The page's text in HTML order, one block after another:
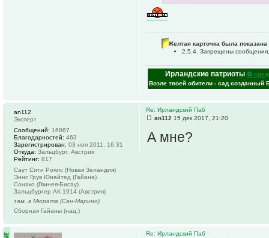
Желтая карточка была показана
2.5.4. Запрещены
Ирландские патриоты ⚽
Возле твоей обители - сад созданный
Re: Ирландский Паб
an112 15 дек 2017, 21:20
А мне?
an112
Эксперт
Сообщений: 16867
Благодарностей: 463
Зарегистрирован: 03 ноя 2011, 16:31
Откуда: Зальцбург, Австрия
Рейтинг: 817
Саут Сити Роялс (Новая Зеландия)
Эннс Грув Юнайтед (Гайана)
Сонако (Гвинея-Бисау)
Зальцбургер АК 1914 (Австрия)
зам. в Мюрата (Сан-Марино)
Сборная Гайаны (нац.)
Re: Ирландский Паб